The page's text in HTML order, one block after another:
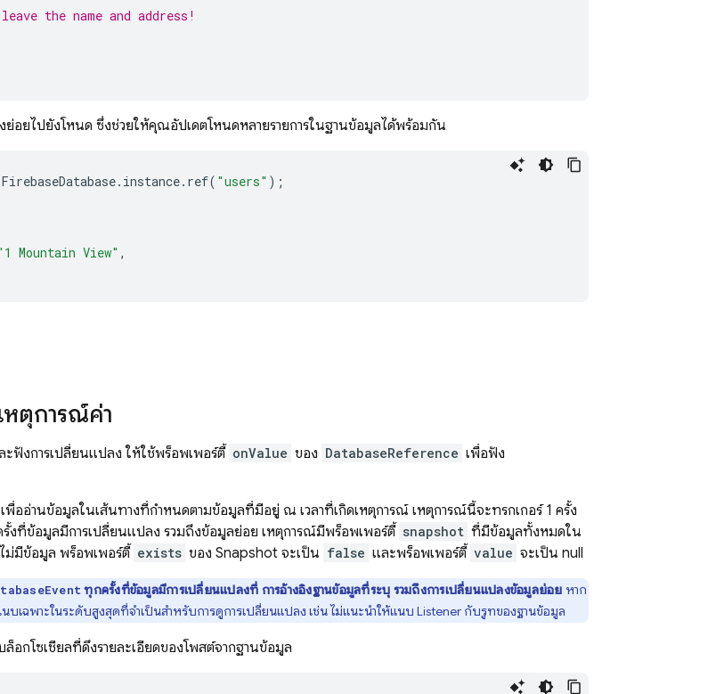
the name and address!
ย่อยไปยังโหนด ซึ่งช่วยให้คุณอัปเดตโหนดหลายรายการในฐานข้อมูลได้พร้อมกัน
FirebaseDatabase. instance. ref( "users" );
Mountain View" ,
หตุการณ์ค่า
ะฟังการเปลี่ยนแปลง ให้ใช้พร็อพเพอร์ตี้ onValue ของ DatabaseReference เพื่อฟัง
เพื่ออ่านข้อมูลในเส้นทางที่กำหนดตามข้อมูลที่มีอยู่ ณ เวลาที่เกิดเหตุการณ์ เหตุการณ์นี้จะทริกเกอร์ 1 ครั้ง
งที่ข้อมูลมีการเปลี่ยนแปลง รวมถึงข้อมูลย่อย เหตุการณ์มีพร็อพเพอร์ตี้ snapshot ที่มีข้อมูลทั้งหมดใน
ม่มีข้อมูล พร็อพเพอร์ตี้ exists ของ Snapshot จะเป็น false และพร็อพเพอร์ตี้ value จะเป็น null
ทุกครั้งที่ข้อมูลมีการเปลี่ยนแปลงที่ การอ้างอิงฐานข้อมูลที่ระบุ รวมถึงการเปลี่ยนแปลงข้อมูลย่อย หาก
นบเฉพาะในระดับสูงสุดที่จำเป็นสำหรับการดูการเปลี่ยนแปลง เช่น ไม่แนะนำให้แนบ Listener กับรูทของฐานข้อมูล
อกโซเชียลที่ดึงรายละเอียดของโพสต์จากฐานข้อมูล